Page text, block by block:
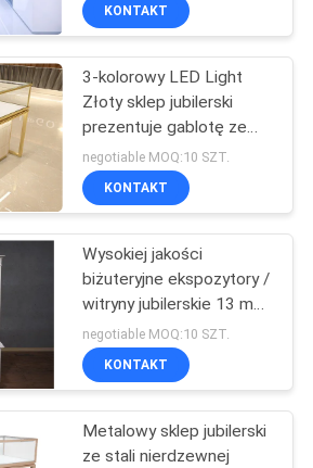
jubilerskie
sportowy
10
22
KONTAKT
3-kolorowy LED Light
Złoty sklep jubilerski
prezentuje gablotę ze
stopu
negotiable MOQ:10 SZT.
KONTAKT
Wysokiej jakości
biżuteryjne ekspozytory /
witryny jubilerskie 13 mm
z warstwą szkła
hartowanego
negotiable MOQ:10 SZT.
KONTAKT
Metalowy sklep jubilerski
ze stali nierdzewnej